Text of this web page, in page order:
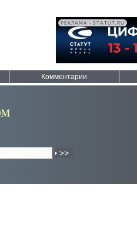
РЕКЛАМА • STATUT.RU
Комментарии